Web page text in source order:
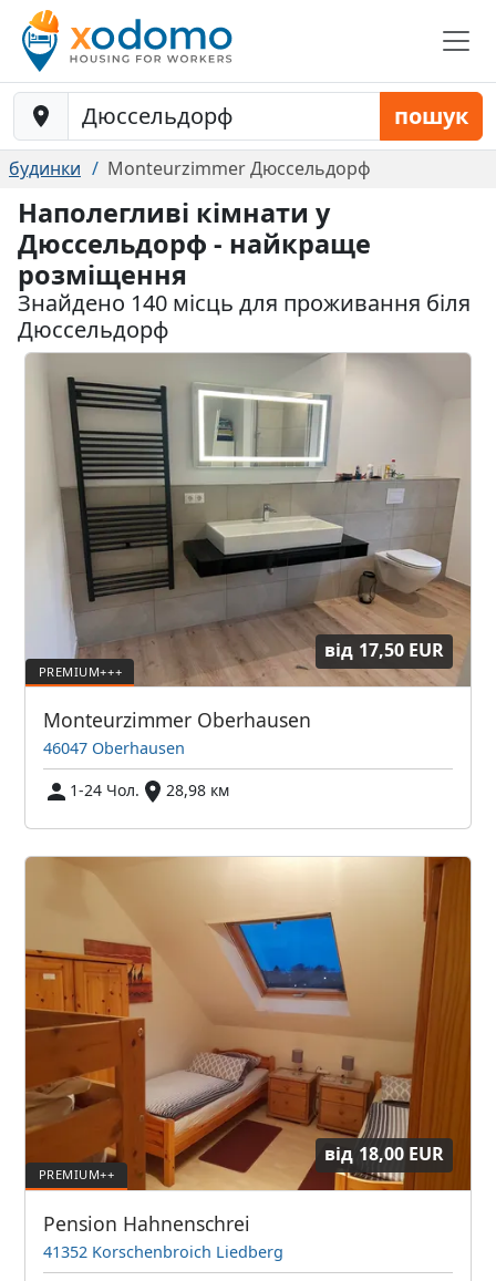
Baustelle-Location пошук
будинки Monteurzimmer Дюссельдорф
Наполегливі кімнати у
Дюссельдорф - найкраще
розміщення
Знайдено 140 місць для проживання біля
Дюссельдорф
від 17,50 EUR
Monteurzimmer Oberhausen
46047 Oberhausen
1-24 Чол.
28,98 км
від 18,00 EUR
Pension Hahnenschrei
41352 Korschenbroich Liedberg